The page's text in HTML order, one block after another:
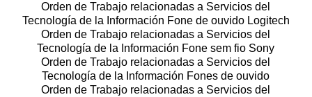
Orden de Trabajo relacionadas a Servicios del
Tecnología de la Información Fone de ouvido Logitech
Orden de Trabajo relacionadas a Servicios del
Tecnología de la Información Fone sem fio Sony
Orden de Trabajo relacionadas a Servicios del
Tecnología de la Información Fones de ouvido
Orden de Trabajo relacionadas a Servicios del